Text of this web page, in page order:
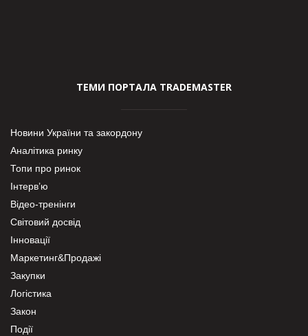
ТЕМИ ПОРТАЛА TRADEMASTER
Новини України та закордону
Аналітика ринку
Топи про ринок
Інтерв’ю
Відео-тренінги
Світовий досвід
Інновації
Маркетинг&Продажі
Закупки
Логістика
Закон
Події